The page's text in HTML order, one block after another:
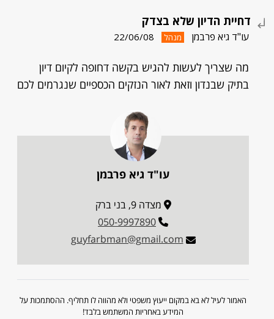
דחיית הדיון שלא בצדק
עו"ד גיא פרבמן מנהל 22/06/08
מה שצריך לעשות להגיש בקשה דחופה לקיום דיון
בתיק שבנדון וזאת לאור הנזקים הכספיים שנגרמים לכם
עו"ד גיא פרבמן
מצדה 9, בני ברק
050-9997890
guyfarbman@gmail.com
האמור לעיל לא בא במקום ייעוץ משפטי ולא מהווה לו תחליף. ההסתמכות על
המידע באחריות המשתמש בלבד!